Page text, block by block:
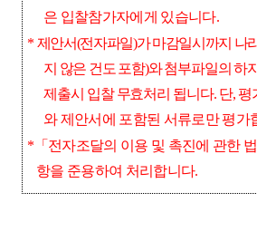
은 입찰참가자에게 있습니다.
* 제안서(전자파일)가 마감일시까지 나
지 않은 건도 포함)와 첨부파일의 하
제출시 입찰 무효처리 됩니다. 단,평
와 제안서에 포함된 서류로만 평가
* 「 전자조달의 이용 및 촉진에 관한
항을 준용하여 처리합니다.